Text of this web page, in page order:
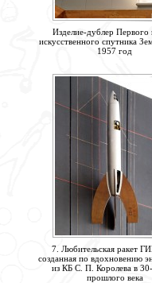
Изделие-дублер Первого
искусственного спутника
1957 год
7. Любительская ракет
созданная по вдохновению
из КБ С. П. Королева в
прошлого века